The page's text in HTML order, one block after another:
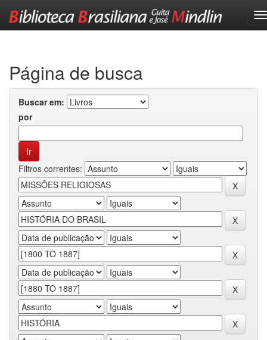
Página de busca
Buscar em:
por
Filtros correntes: